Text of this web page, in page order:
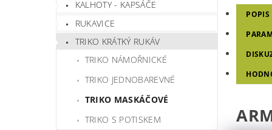
KALHOTY - KAPSÁČE
RUKAVICE
TRIKO KRÁTKÝ RUKÁV
TRIKO NÁMOŘNICKÉ
TRIKO JEDNOBAREVNÉ
TRIKO MASKÁČOVÉ
TRIKO S POTISKEM
POPIS